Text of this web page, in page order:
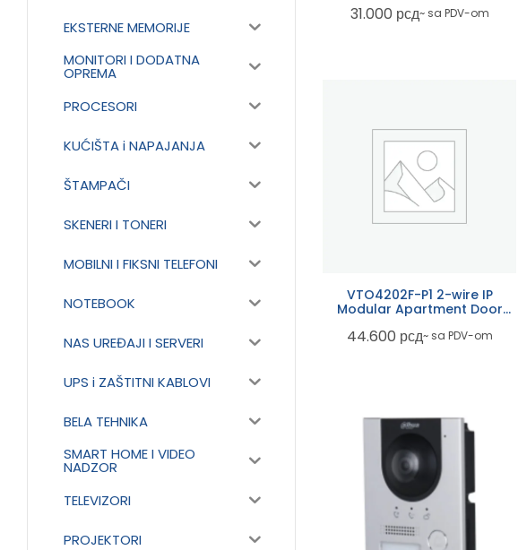
31.000 рсд~ sa PDV-om
VTO4202F-P1 2-wire IP
Modular Apartment Door
44.600 рсд~ sa PDV-om
EKSTERNE MEMORIJE
MONITORI I DODATNA
OPREMA
PROCESORI
KUĆIŠTA i NAPAJANJA
ŠTAMPAČI
SKENERI I TONERI
MOBILNI I FIKSNI TELEFONI
NOTEBOOK
NAS UREĐAJI I SERVERI
UPS i ZAŠTITNI KABLOVI
BELA TEHNIKA
SMART HOME I VIDEO
NADZOR
TELEVIZORI
PROJEKTORI